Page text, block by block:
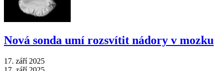
Nová sonda umí rozsvítit nádory v mozku
17. září 2025